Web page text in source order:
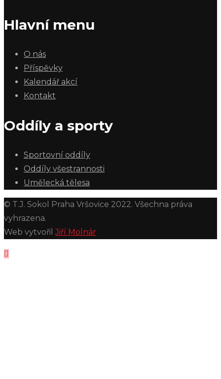
Hlavní menu
O nás
Příspěvky
Kalendář akcí
Kontakt
Oddíly a sporty
Sportovní oddíly
Oddíly všestrannosti
Umělecká tělesa
© T.J. Sokol Praha Vršovice 2022. Všechna práva
vyhrazena.
Web vytvořilJiří Molnár